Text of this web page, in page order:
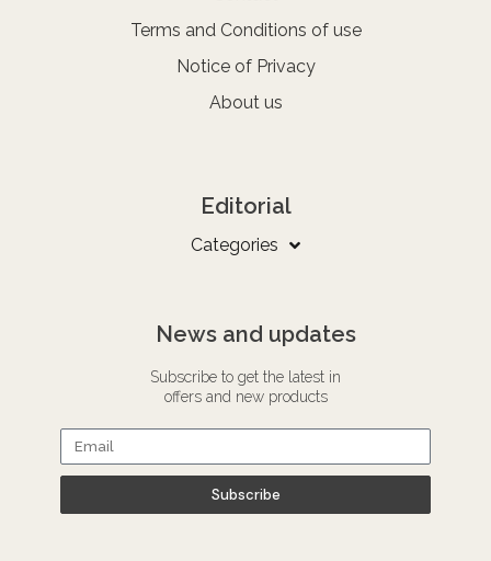
Terms and Conditions of use
Notice of Privacy
About us
Editorial
Categories
News and updates
Subscribe to get the latest in
offers and new products
Subscribe